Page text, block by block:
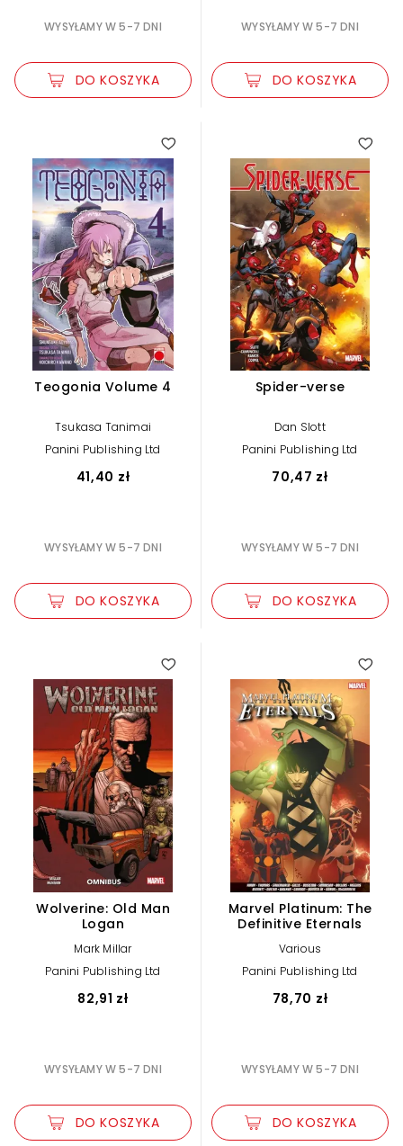
WYSYŁAMY W 5-7 DNI
DO KOSZYKA
WYSYŁAMY W 5-7 DNI
DO KOSZYKA
Teogonia Volume 4
Tsukasa Tanimai
Panini Publishing Ltd
41,40 zł
WYSYŁAMY W 5-7 DNI
DO KOSZYKA
Spider-verse
Dan Slott
Panini Publishing Ltd
70,47 zł
WYSYŁAMY W 5-7 DNI
DO KOSZYKA
Wolverine: Old Man
Logan
Mark Millar
Panini Publishing Ltd
82,91 zł
WYSYŁAMY W 5-7 DNI
DO KOSZYKA
Marvel Platinum: The
Definitive Eternals
Various
Panini Publishing Ltd
78,70 zł
WYSYŁAMY W 5-7 DNI
DO KOSZYKA